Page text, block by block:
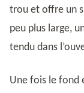
trou et offre un
peu plus large,
tendu dans
Une fois le fond